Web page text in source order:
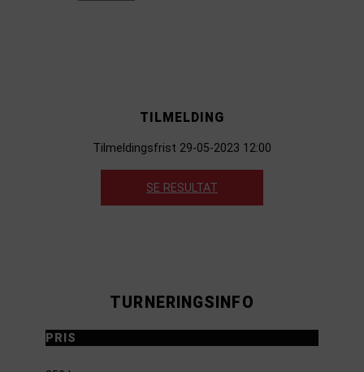
TILMELDING
Tilmeldingsfrist 29-05-2023 12:00
SE RESULTAT
TURNERINGSINFO
PRIS